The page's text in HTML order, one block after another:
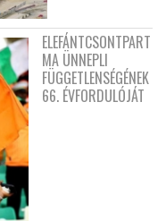
ELEFÁNTCSONTPART
MA ÜNNEPLI
FÜGGETLENSÉGÉNEK
66. ÉVFORDULÓJÁT